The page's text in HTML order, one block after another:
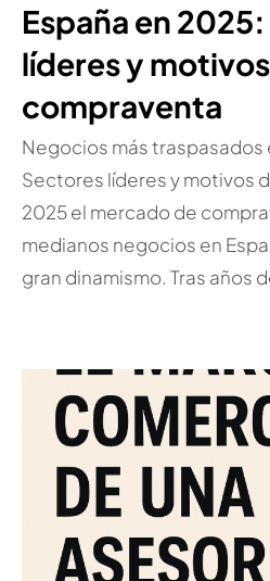
España en
líderes y
compraventa
Negocios más traspasados
Sectores líderes y motivos
2025 el mercado de
medianos negocios en
gran dinamismo. Tras años